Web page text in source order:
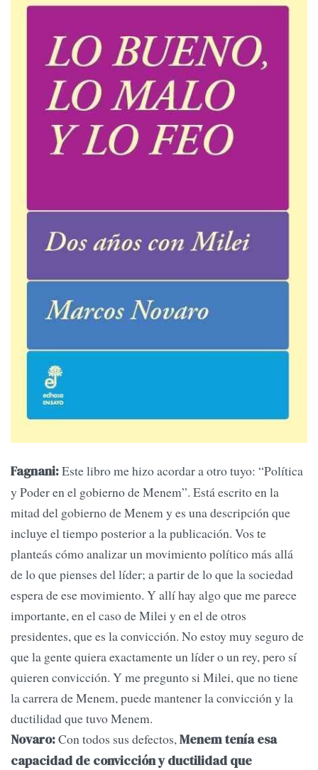
Fagnani:Este libro me hizo acordar a otro tuyo: “Política
y Poder en el gobierno de Menem”. Está escrito en la
mitad del gobierno de Menem y es una descripción que
incluye el tiempo posterior a la publicación. Vos te
planteás cómo analizar un movimiento político más allá
de lo que pienses del líder; a partir de lo que la sociedad
espera de ese movimiento. Y allí hay algo que me parece
importante, en el caso de Milei y en el de otros
presidentes, que es la convicción. No estoy muy seguro de
que la gente quiera exactamente un líder o un rey, pero sí
quieren convicción. Y me pregunto si Milei, que no tiene
la carrera de Menem, puede mantener la convicción y la
ductilidad que tuvo Menem.
Novaro:Con todos sus defectos,Menem tenía esa
capacidad de convicción y ductilidad que